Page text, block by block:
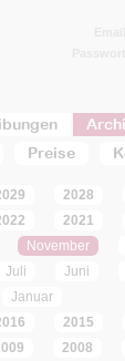
Preise
2028
2021
November
Juli Juni
Januar
2015
2008